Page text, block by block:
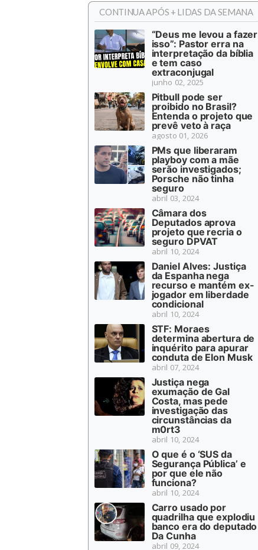
CONTINUA APÓS + LIDAS DA SEMANA
“Deus me levou a fazer
isso”: Pastor erra na
interpretação da bíblia
e tem caso
extraconjugal
junho 02, 2025
Pitbull pode ser
proibido no Brasil?
Entenda o projeto que
prevê veto à raça
agosto 01, 2026
PMs que liberaram
playboy com a mãe
serão investigados;
Porsche não tinha
seguro
abril 03, 2024
Câmara dos
Deputados aprova
projeto que recria o
seguro DPVAT
abril 10, 2024
Daniel Alves: Justiça
da Espanha nega
recurso e mantém ex-
jogador em liberdade
condicional
abril 10, 2024
STF: Moraes
determina abertura de
inquérito para apurar
conduta de Elon Musk
abril 07, 2024
Justiça nega
exumação de Gal
Costa, mas pede
investigação das
circunstâncias da
m0rt3
abril 10, 2024
O que é o ‘SUS da
Segurança Pública’ e
por que ele não
funciona?
abril 10, 2024
Carro usado por
quadrilha que explodiu
banco era do deputado
Da Cunha
abril 09, 2024